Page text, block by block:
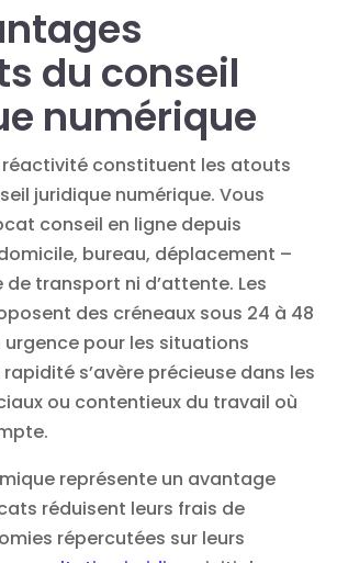
du conseil
numérique
constituent les atouts
juridique numérique. Vous
conseil en ligne depuis
bureau, déplacement –
transport ni d’attente. Les
des créneaux sous 24 à 48
urgence pour les situations
s’avère précieuse dans les
ou contentieux du travail où
représente un avantage
réduisent leurs frais de
répercutées sur leurs